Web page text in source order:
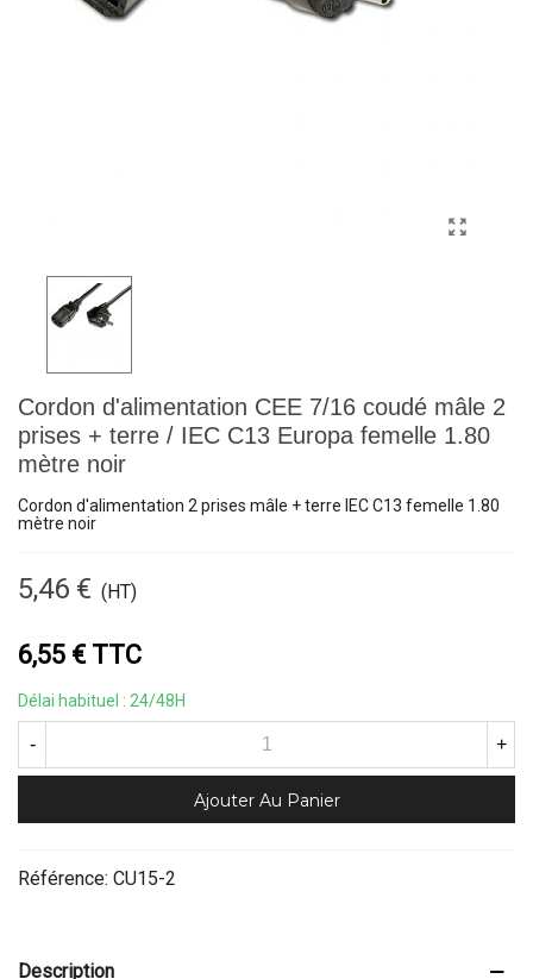
Cordon d'alimentation CEE 7/16 coudé mâle 2
prises + terre / IEC C13 Europa femelle 1.80
mètre noir
Cordon d'alimentation 2 prises mâle + terre IEC C13 femelle 1.80
mètre noir
5,46 € (HT)
6,55 € TTC
Délai habituel : 24/48H
- +
Ajouter Au Panier
Référence: CU15-2
Description